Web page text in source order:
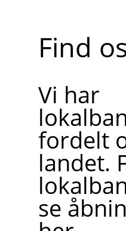
Find
Vi har
fordelt
landet.
se